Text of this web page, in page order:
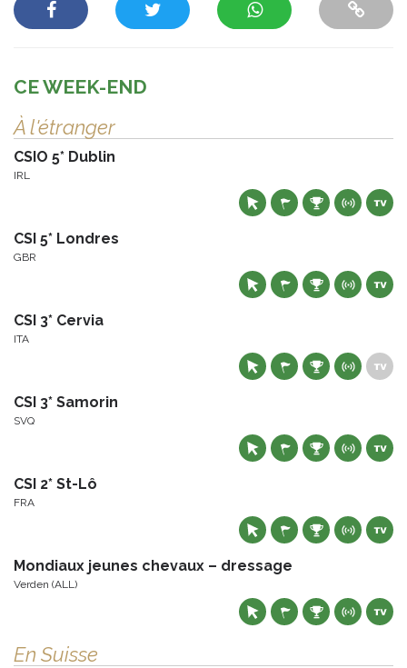
CE WEEK-END
À l'étranger
CSIO 5* Dublin
IRL
CSI 5* Londres
GBR
CSI 3* Cervia
ITA
CSI 3* Samorin
SVQ
CSI 2* St-Lô
FRA
Mondiaux jeunes chevaux – dressage
Verden (ALL)
En Suisse